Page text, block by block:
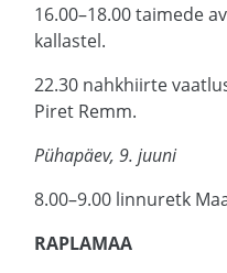
16.00–18.00 taimede
kallastel.
22.30 nahkhiirte
Piret Remm.
Pühapäev, 9. juuni
8.00–9.00 linnuretk
RAPLAMAA